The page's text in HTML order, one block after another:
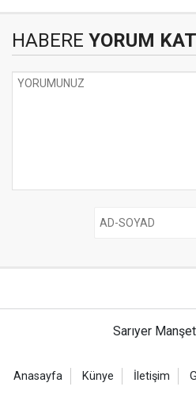
HABERE YORUM KAT
Sarıyer
Anasayfa Künye İletişim